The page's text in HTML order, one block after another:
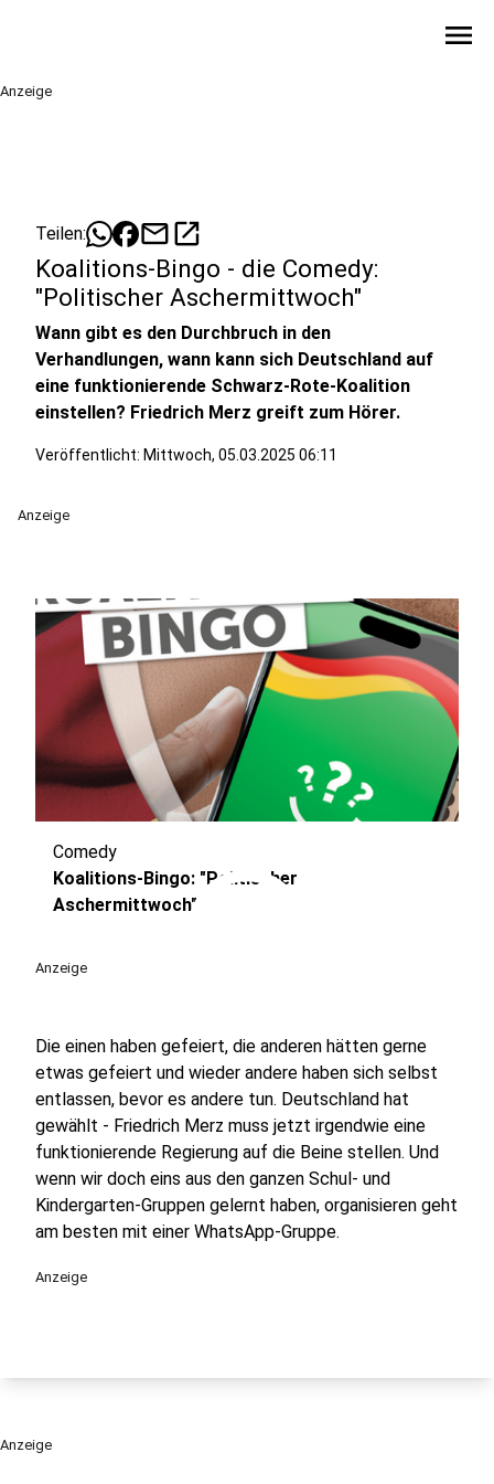
menu
Anzeige
Teilen: mailopen_in_new
Koalitions-Bingo - die Comedy:
"Politischer Aschermittwoch"
Wann gibt es den Durchbruch in den
Verhandlungen, wann kann sich Deutschland auf
eine funktionierende Schwarz-Rote-Koalition
einstellen? Friedrich Merz greift zum Hörer.
Veröffentlicht: Mittwoch, 05.03.2025 06:11
Anzeige
play_circle
Comedy
Koalitions-Bingo: "Politischer
Aschermittwoch"
Anzeige
Die einen haben gefeiert, die anderen hätten gerne
etwas gefeiert und wieder andere haben sich selbst
entlassen, bevor es andere tun. Deutschland hat
gewählt - Friedrich Merz muss jetzt irgendwie eine
funktionierende Regierung auf die Beine stellen. Und
wenn wir doch eins aus den ganzen Schul- und
Kindergarten-Gruppen gelernt haben, organisieren geht
am besten mit einer WhatsApp-Gruppe.
Anzeige
Anzeige